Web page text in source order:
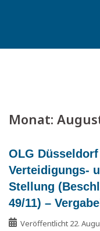
Monat:
OLG
Verteidigungs-
Stellung
49/11) –
Veröffentlicht 22.